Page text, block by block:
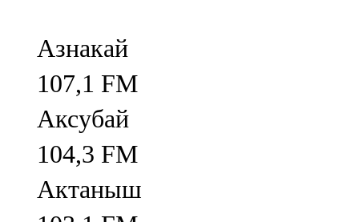
Азнакай
107,1 FM
Аксубай
104,3 FM
Актаныш